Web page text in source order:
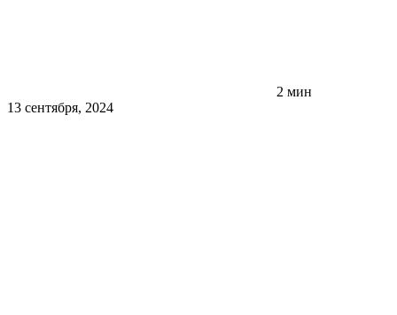
2 мин
13 сентября, 2024